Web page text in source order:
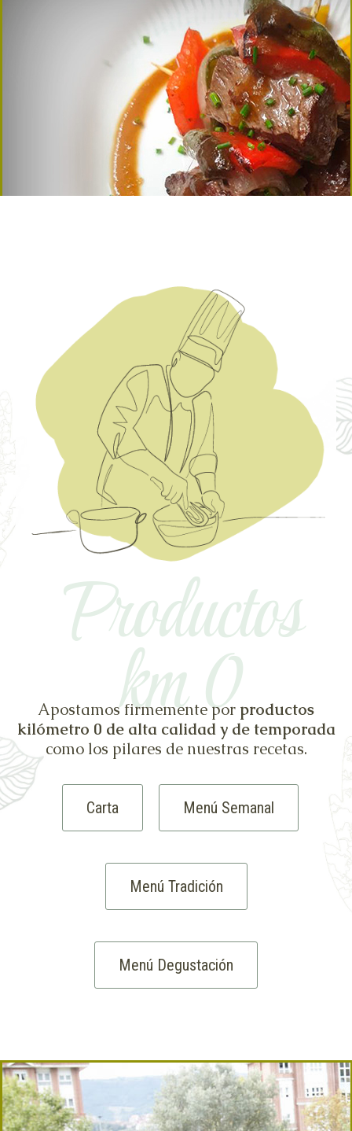
Productos
km 0
Apostamos firmemente por productos
kilómetro 0 de alta calidad y de temporada
como los pilares de nuestras recetas.
Carta Menú Semanal
Menú Tradición
Menú Degustación